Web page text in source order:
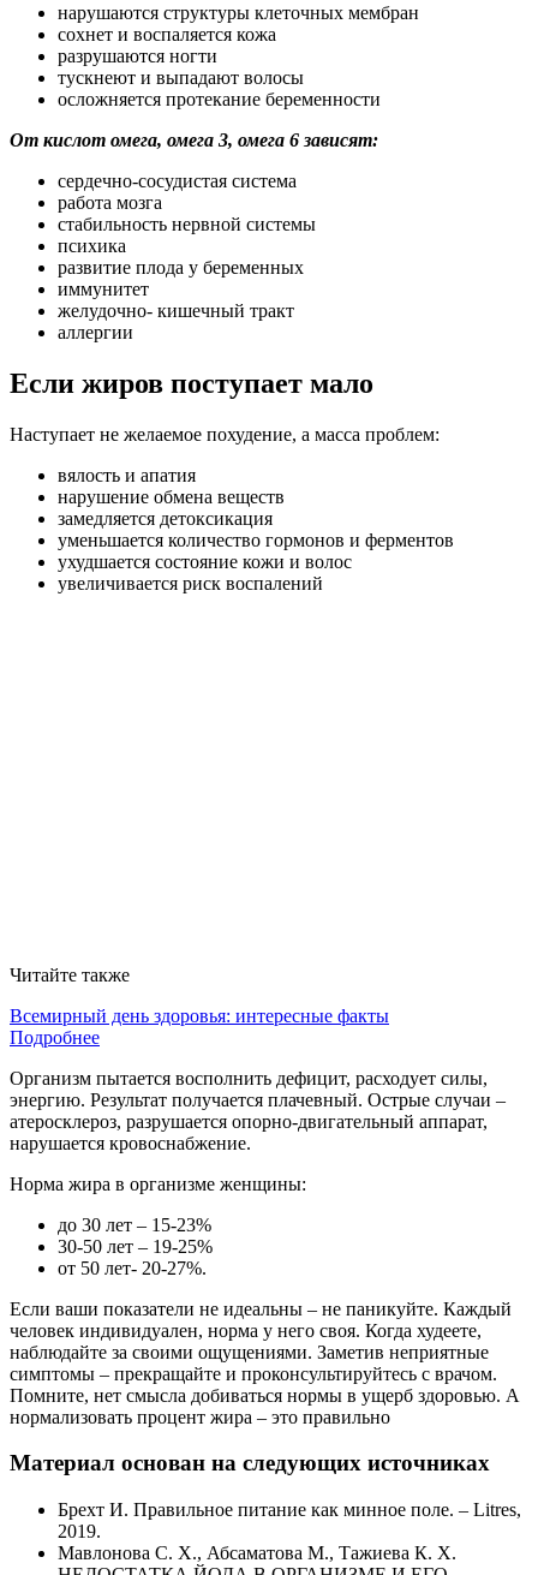
нарушаются структуры клеточных мембран
сохнет и воспаляется кожа
разрушаются ногти
тускнеют и выпадают волосы
осложняется протекание беременности
От кислот омега, омега 3, омега 6 зависят:
сердечно-сосудистая система
работа мозга
стабильность нервной системы
психика
развитие плода у беременных
иммунитет
желудочно- кишечный тракт
аллергии
Если жиров поступает мало
Наступает не желаемое похудение, а масса проблем:
вялость и апатия
нарушение обмена веществ
замедляется детоксикация
уменьшается количество гормонов и ферментов
ухудшается состояние кожи и волос
увеличивается риск воспалений
Читайте также
Всемирный день здоровья: интересные факты
Подробнее
Организм пытается восполнить дефицит, расходует силы,
энергию. Результат получается плачевный. Острые случаи –
атеросклероз, разрушается опорно-двигательный аппарат,
нарушается кровоснабжение.
Норма жира в организме женщины:
до 30 лет – 15-23%
30-50 лет – 19-25%
от 50 лет- 20-27%.
Если ваши показатели не идеальны – не паникуйте. Каждый
человек индивидуален, норма у него своя. Когда худеете,
наблюдайте за своими ощущениями. Заметив неприятные
симптомы – прекращайте и проконсультируйтесь с врачом.
Помните, нет смысла добиваться нормы в ущерб здоровью. А
нормализовать процент жира – это правильно
Материал основан на следующих источниках
Брехт И. Правильное питание как минное поле. – Litres,
2019.
Мавлонова С. Х., Абсаматова М., Тажиева К. Х.